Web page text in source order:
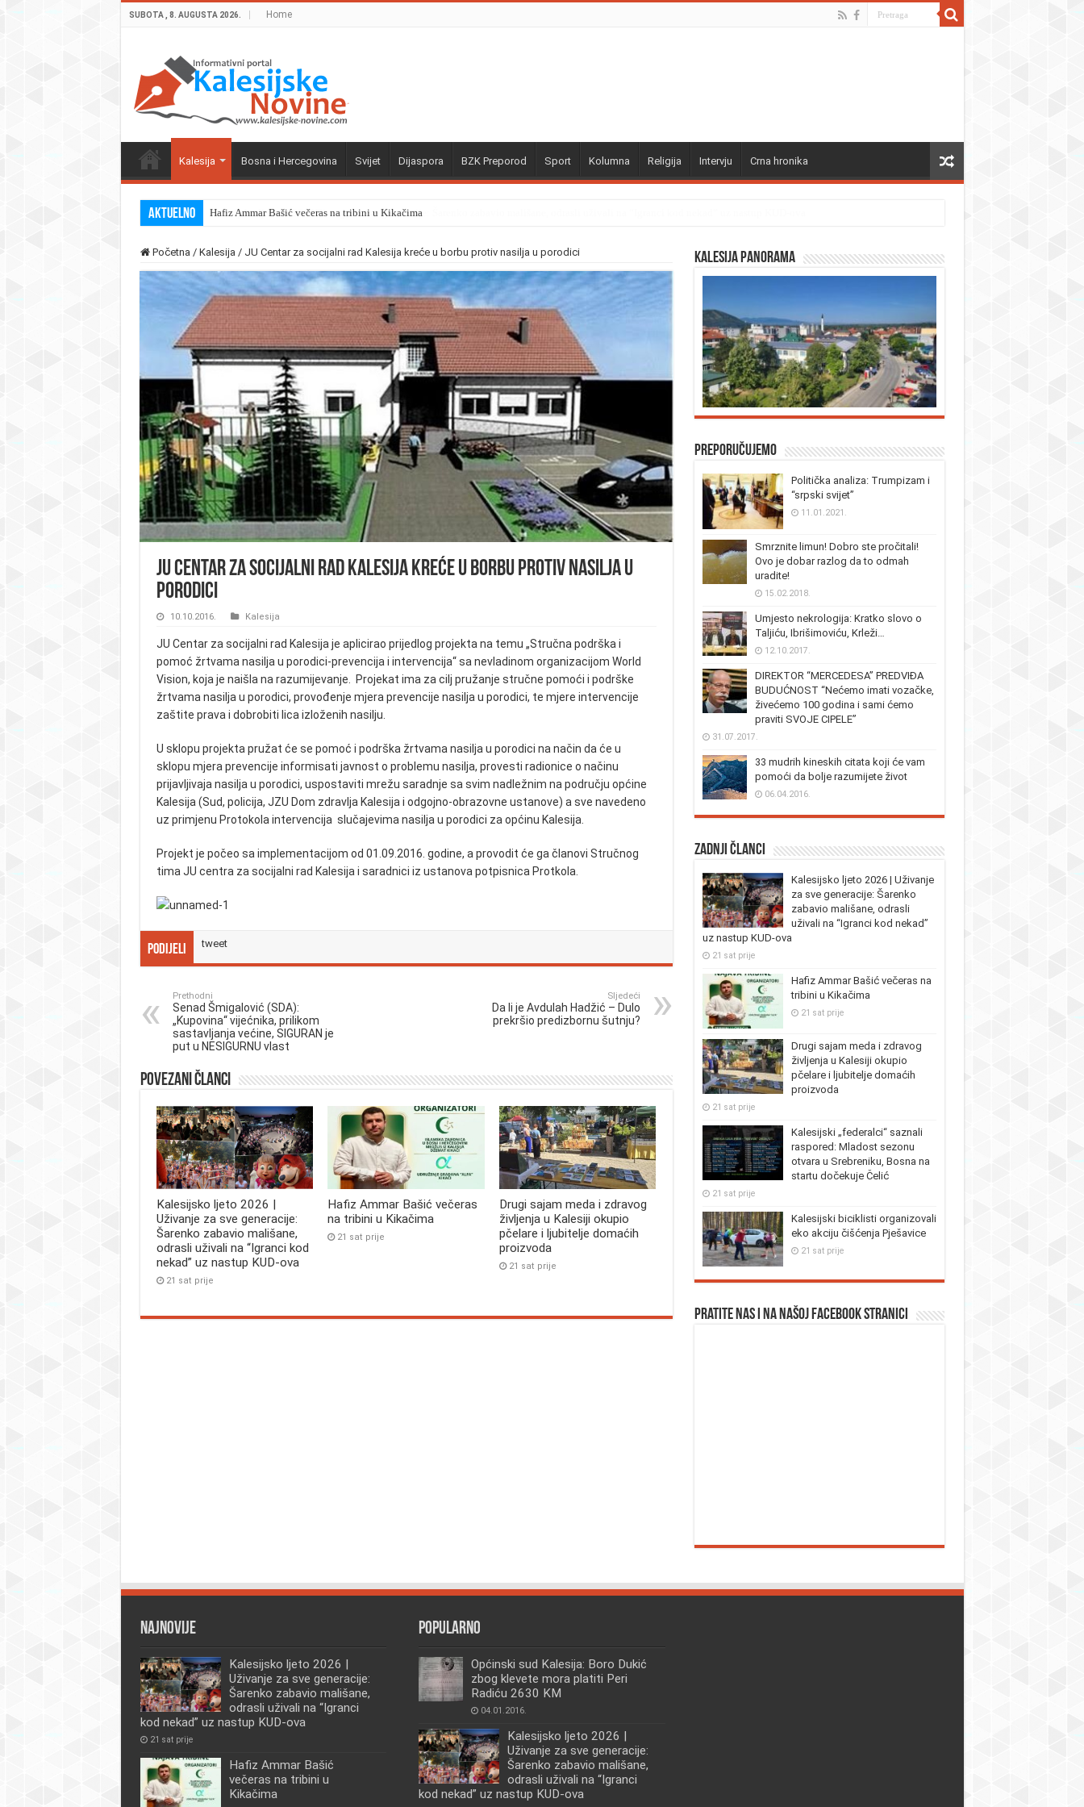
SUBOTA , 8. AUGUSTA 2026. Home
Kalesija Bosna i Hercegovina Svijet Dijaspora BZK Preporod Sport Kolumna Religija Intervju Crna hronika
Aktuelno Hafiz Ammar Bašić večeras na tribini u Kikačima
Početna / Kalesija / JU Centar za socijalni rad Kalesija kreće u borbu protiv nasilja u porodici
JU Centar za socijalni rad Kalesija kreće u borbu protiv nasilja u
porodici
10.10.2016. Kalesija
JU Centar za socijalni rad Kalesija je aplicirao prijedlog projekta na temu „Stručna podrška i
pomoć žrtvama nasilja u porodici-prevencija i intervencija“ sa nevladinom organizacijom World
Vision, koja je naišla na razumijevanje. Projekat ima za cilj pružanje stručne pomoći i podrške
žrtvama nasilja u porodici, provođenje mjera prevencije nasilja u porodici, te mjere intervencije
zaštite prava i dobrobiti lica izloženih nasilju.
U sklopu projekta pružat će se pomoć i podrška žrtvama nasilja u porodici na način da će u
sklopu mjera prevencije informisati javnost o problemu nasilja, provesti radionice o načinu
prijavljivaja nasilja u porodici, uspostaviti mrežu saradnje sa svim nadležnim na području općine
Kalesija (Sud, policija, JZU Dom zdravlja Kalesija i odgojno-obrazovne ustanove) a sve navedeno
uz primjenu Protokola intervencija slučajevima nasilja u porodici za općinu Kalesija.
Projekt je počeo sa implementacijom od 01.09.2016. godine, a provodit će ga članovi Stručnog
tima JU centra za socijalni rad Kalesija i saradnici iz ustanova potpisnica Protkola.
Podijeli tweet
Prethodni
Senad Šmigalović (SDA):
„Kupovina“ vijećnika, prilikom
sastavljanja većine, SIGURAN je
put u NESIGURNU vlast
Sljedeći
Da li je Avdulah Hadžić – Dulo
prekršio predizbornu šutnju?
Povezani članci
Kalesijsko ljeto 2026 |
Uživanje za sve generacije:
Šarenko zabavio mališane,
odrasli uživali na “Igranci kod
nekad” uz nastup KUD-ova
21 sat prije
Hafiz Ammar Bašić večeras
na tribini u Kikačima
21 sat prije
Drugi sajam meda i zdravog
življenja u Kalesiji okupio
pčelare i ljubitelje domaćih
proizvoda
21 sat prije
Kalesija panorama
Preporučujemo
Politička analiza: Trumpizam i
“srpski svijet”
11.01.2021.
Smrznite limun! Dobro ste pročitali!
Ovo je dobar razlog da to odmah
uradite!
15.02.2018.
Umjesto nekrologija: Kratko slovo o
Taljiću, Ibrišimoviću, Krleži…
12.10.2017.
DIREKTOR “MERCEDESA” PREDVIĐA
BUDUĆNOST “Nećemo imati vozačke,
živećemo 100 godina i sami ćemo
praviti SVOJE CIPELE”
31.07.2017.
33 mudrih kineskih citata koji će vam
pomoći da bolje razumijete život
06.04.2016.
Zadnji članci
Kalesijsko ljeto 2026 | Uživanje
za sve generacije: Šarenko
zabavio mališane, odrasli
uživali na “Igranci kod nekad”
uz nastup KUD-ova
21 sat prije
Hafiz Ammar Bašić večeras na
tribini u Kikačima
21 sat prije
Drugi sajam meda i zdravog
življenja u Kalesiji okupio
pčelare i ljubitelje domaćih
proizvoda
21 sat prije
Kalesijski „federalci“ saznali
raspored: Mladost sezonu
otvara u Srebreniku, Bosna na
startu dočekuje Čelić
21 sat prije
Kalesijski biciklisti organizovali
eko akciju čišćenja Pješavice
21 sat prije
Pratite nas i na našoj facebook stranici
Najnovije
Kalesijsko ljeto 2026 |
Uživanje za sve generacije:
Šarenko zabavio mališane,
odrasli uživali na “Igranci
kod nekad” uz nastup KUD-ova
21 sat prije
Hafiz Ammar Bašić
večeras na tribini u
Kikačima
Popularno
Općinski sud Kalesija: Boro Dukić
zbog klevete mora platiti Peri
Radiću 2630 KM
04.01.2016.
Kalesijsko ljeto 2026 |
Uživanje za sve generacije:
Šarenko zabavio mališane,
odrasli uživali na “Igranci
kod nekad” uz nastup KUD-ova